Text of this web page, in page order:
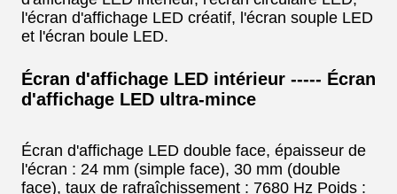
l'écran d'affichage LED créatif, l'écran souple LED
et l'écran boule LED.
Écran d'affichage LED intérieur ----- Écran
d'affichage LED ultra-mince
Écran d'affichage LED double face, épaisseur de
l'écran : 24 mm (simple face), 30 mm (double
face), taux de rafraîchissement : 7680 Hz Poids :